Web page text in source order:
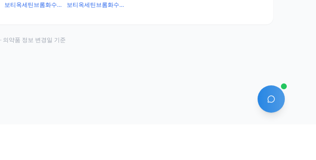
롬화수소산염)
보티옥세틴브롬화수소산염 6.355mg
브롬화수소산염) 보티옥세틴브롬화수소산염 25.42mg
AI 에이전트
· 의약품 정보 변경일 기준